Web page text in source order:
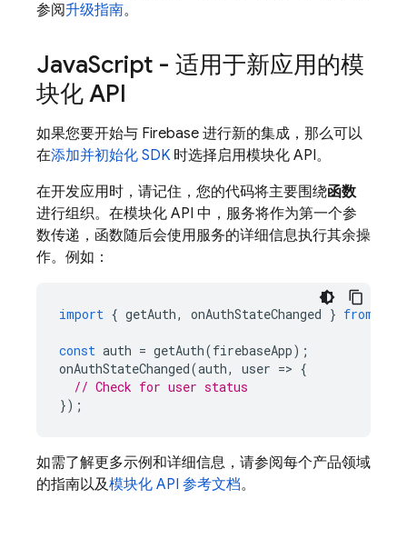
参阅升级指南。
JavaScript - 适用于新应用的模
块化 API
如果您要开始与 Firebase 进行新的集成，那么可以
在添加并初始化 SDK 时选择启用模块化 API。
在开发应用时，请记住，您的代码将主要围绕函数
进行组织。在模块化 API 中，服务将作为第一个参
数传递，函数随后会使用服务的详细信息执行其余操
作。例如：
import { getAuth, onAuthStateChanged } from
const auth = getAuth(firebaseApp);
onAuthStateChanged(auth, user => {
// Check for user status
});
如需了解更多示例和详细信息，请参阅每个产品领域
的指南以及模块化 API 参考文档。